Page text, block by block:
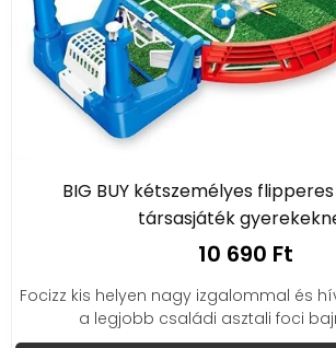
BIG BUY kétszemélyes
társasjáték
10 690 Ft
Focizz kis helyen nagy izgalommal és
a legjobb családi asztali foci